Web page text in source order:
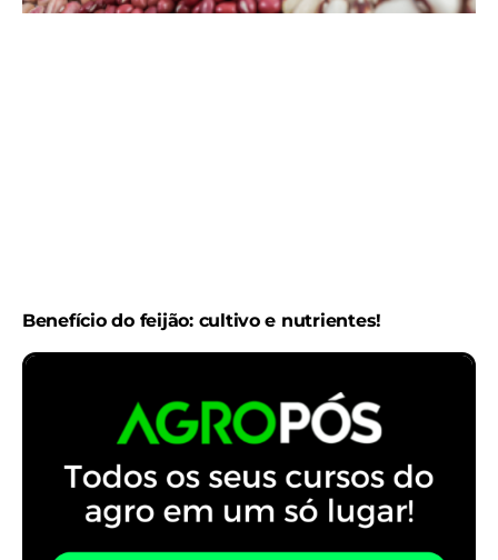
Benefício do feijão: cultivo e nutrientes!